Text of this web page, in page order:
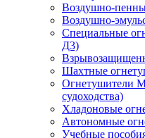
Воздушно-
Воздушно-
Специальные
Д3)
Шахтные
Огнетушители
судоходства)
Хладоновые
Автономные
Учебные